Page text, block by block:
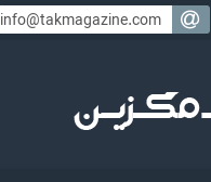
info@takmagazine.com